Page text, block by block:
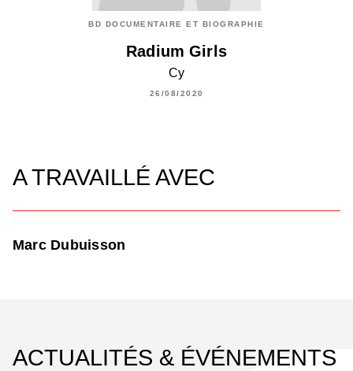
BD DOCUMENTAIRE ET BIOGRAPHIE
Radium Girls
Cy
26/08/2020
A TRAVAILLÉ AVEC
Marc Dubuisson
ACTUALITÉS & ÉVÉNEMENTS